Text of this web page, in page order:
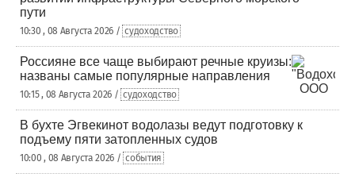
пути
10:30 , 08 Августа 2026 / судоходство
Россияне все чаще выбирают речные круизы:
названы самые популярные направления
10:15 , 08 Августа 2026 / судоходство
В бухте Эгвекинот водолазы ведут подготовку к
подъему пяти затопленных судов
10:00 , 08 Августа 2026 / события